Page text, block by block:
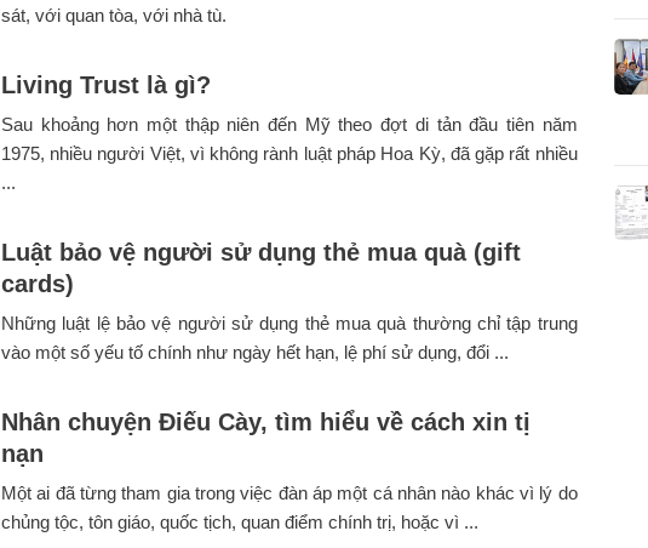
sát, với quan tòa, với nhà tù.
Living Trust là gì?
Sau khoảng hơn một thập niên đến Mỹ theo đợt di tản đầu tiên năm
1975, nhiều người Việt, vì không rành luật pháp Hoa Kỳ, đã gặp rất nhiều
...
Luật bảo vệ người sử dụng thẻ mua quà (gift
cards)
Những luật lệ bảo vệ người sử dụng thẻ mua quà thường chỉ tập trung
vào một số yếu tố chính như ngày hết hạn, lệ phí sử dụng, đổi ...
Nhân chuyện Điếu Cày, tìm hiểu về cách xin tị
nạn
Một ai đã từng tham gia trong việc đàn áp một cá nhân nào khác vì lý do
chủng tộc, tôn giáo, quốc tịch, quan điểm chính trị, hoặc vì ...